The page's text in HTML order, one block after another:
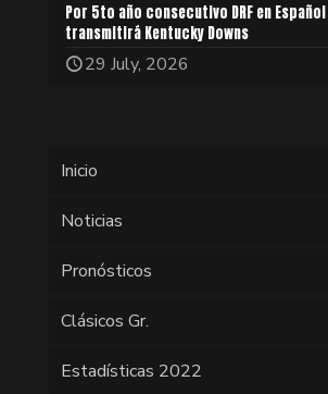
Por 5to año consecutivo DRF en Español
transmitirá Kentucky Downs
29 July, 2026
Inicio
Noticias
Pronósticos
Clásicos Gr.
Estadísticas 2022